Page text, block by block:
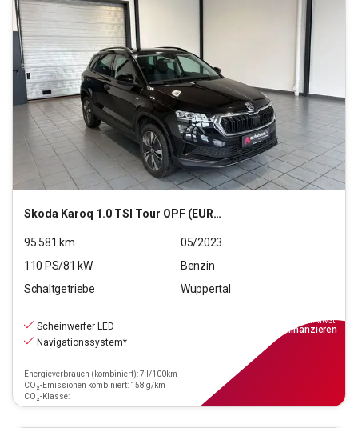
Skoda Karoq 1.0 TSI Tour OPF (EURO 6d)
95.581 km
05/2023
110 PS/81 kW
Benzin
Schaltgetriebe
Wuppertal
Scheinwerfer LED
Navigationssystem*
Energieverbrauch (kombiniert): 7 l/100km
CO₂-Emissionen kombiniert: 158 g/km
CO₂-Klasse:
inkl.MwSt.
finanzieren